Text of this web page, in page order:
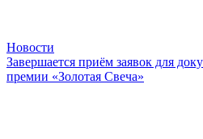
Новости
Завершается приём заявок для
премии «Золотая Свеча»